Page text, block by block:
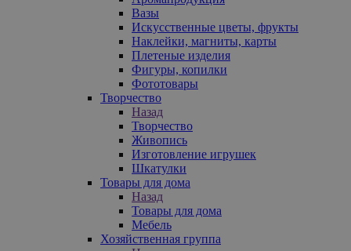
Вазы
Искусственные цветы, фрукты
Наклейки, магниты, карты
Плетеные изделия
Фигуры, копилки
Фототовары
Творчество
Назад
Творчество
Живопись
Изготовление игрушек
Шкатулки
Товары для дома
Назад
Товары для дома
Мебель
Хозяйственная группа